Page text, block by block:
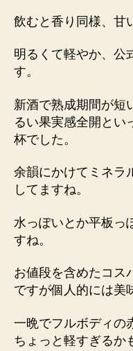
飲むと香り同様、甘
明るくて軽やか、公
す。
新酒で熟成期間が短
るい果実感全開とい
杯でした。
余韻にかけてミネラ
してますね。
水っぽいとか平板っ
すね。
お値段を含めたコス
ですが個人的には美
一晩でフルボディの
ちょっと軽すぎるか